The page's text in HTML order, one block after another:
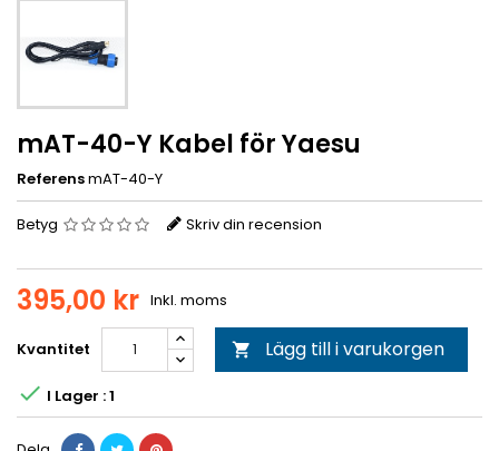
mAT-40-Y Kabel för Yaesu
ReferensmAT-40-Y
Betyg Skriv din recension
395,00 kr Inkl. moms
Kvantitet  Lägg till i varukorgen
 I Lager : 1